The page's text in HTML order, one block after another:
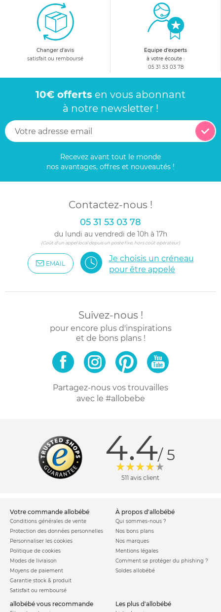
Changer d'avis
satisfait ou remboursé
Equipe d'experts
à votre écoute :
05 31 53 03 78
10€ offerts en vous abonnant
à notre newsletter !
Recevez avant tout le monde
nos avantages, offres et nouveautés !
Contactez-nous !
05 31 53 03 78
du lundi au vendredi de 10h à 17h
(Coût d'un appel local depuis un poste fixe, hors coût opérateur)
EMAIL
Je choisis un créneau
pour être appelé
Suivez-nous !
pour encore plus d'inspirations
et de bons plans !
Partagez-nous vos trouvailles
avec le #allobebe
4.4/ 5
511 avis client
votre commande allobébé
Conditions générales de vente
Protection des données personnelles
Personnaliser les cookies
Politique de cookies
Modes de livraison
Moyens de paiement
Garantie stock & produit
Satisfait ou remboursé
à propos d'allobébé
Qui sommes-nous ?
Nos bons plans
Nos marques
Mentions légales
Comment se protéger du phishing ?
Soldes allobébé
allobébé vous recommande les plus d'allobébé